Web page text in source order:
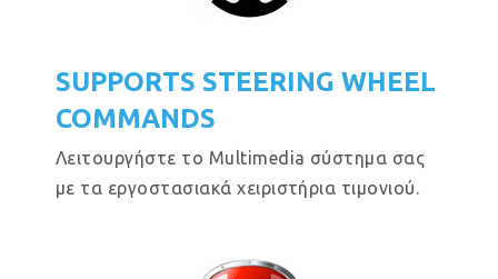
SUPPORTS STEERING WHEEL
COMMANDS
Λειτουργήστε το Multimedia σύστημα σας
με τα εργοστασιακά χειριστήρια τιμονιού.